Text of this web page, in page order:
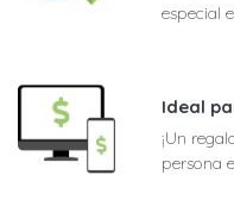
especial
Ideal
¡Un
persona